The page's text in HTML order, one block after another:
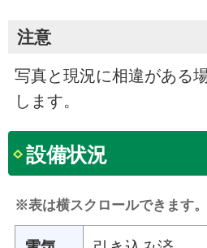
注意
写真と現況に相違がある
します。
設備状況
※表は横スクロールできます。